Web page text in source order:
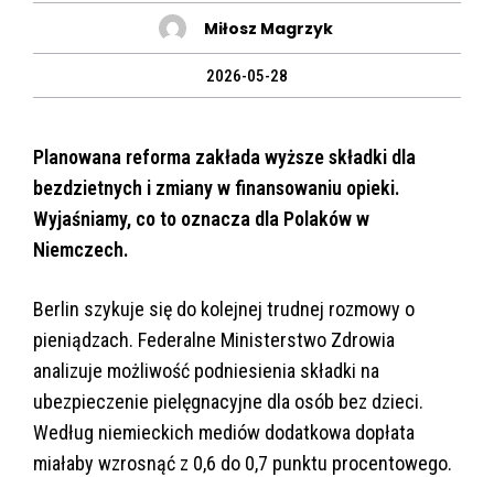
Miłosz Magrzyk
2026-05-28
Planowana reforma zakłada wyższe składki dla
bezdzietnych i zmiany w finansowaniu opieki.
Wyjaśniamy, co to oznacza dla Polaków w
Niemczech.
Berlin szykuje się do kolejnej trudnej rozmowy o
pieniądzach. Federalne Ministerstwo Zdrowia
analizuje możliwość podniesienia składki na
ubezpieczenie pielęgnacyjne dla osób bez dzieci.
Według niemieckich mediów dodatkowa dopłata
miałaby wzrosnąć z 0,6 do 0,7 punktu procentowego.